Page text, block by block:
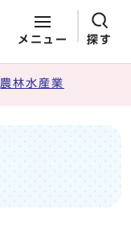
メニュー 探す
農林水産業